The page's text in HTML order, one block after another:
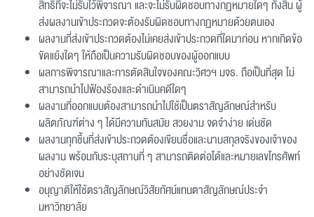
สิทธิ์ที่จะไม่รับไว้พิจารณา และจะไม่รับผิดชอบทางกฏหมายใดๆ ทั้งสิ้น ผู้
ส่งผลงานเข้าประกวดจะต้องรับผิดชอบทางกฏหมายด้วยตนเอง
ผลงานที่ส่งเข้าประกวดต้องไม่เคยส่งเข้าประกวดที่ใดมาก่อน หากเกิดข้อ
ขัดแย้งใดๆ ให้ถือเป็นความรับผิดชอบของผู้ออกแบบ
ผลการพิจารณาและการตัดสินใจของคณะวิศวฯ มจธ. ถือเป็นที่สุด ไม่
สามารถนำไปฟ้องร้องและดำเนินคดีใดๆ
ผลงานที่ออกแบบต้องสามารถนำไปใช้เป็นตราสัญลักษณ์สำหรับ
ผลิตภัณฑ์ต่าง ๆ ได้มีความทันสมัย สวยงาม จดจำง่าย เด่นชัด
ผลงานทุกชิ้นที่ส่งเข้าประกวดต้องเขียนชื่อและนามสกุลจริงของเจ้าของ
ผลงาน พร้อมกับระบุสถานที่ ๆ สามารถติดต่อได้และหมายเลขโทรศัพท์
อย่างชัดเจน
อนุญาติให้ใช้ตราสัญลักษณ์วิสัยทัศน์แทนตาสัญลักษณ์ประจำ
มหาวิทยาลัย